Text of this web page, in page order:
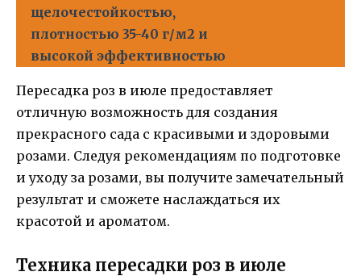
щелочестойкостью,
плотностью 35-40 г/м2 и
высокой эффективностью
Пересадка роз в июле предоставляет
отличную возможность для создания
прекрасного сада с красивыми и здоровыми
розами. Следуя рекомендациям по подготовке
и уходу за розами, вы получите замечательный
результат и сможете наслаждаться их
красотой и ароматом.
Техника пересадки роз в июле